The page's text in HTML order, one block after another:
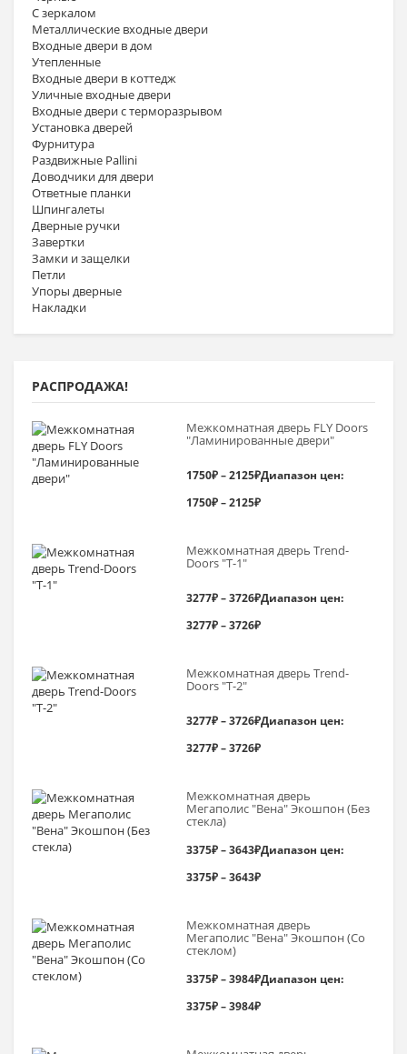
С зеркалом
Металлические входные двери
Входные двери в дом
Утепленные
Входные двери в коттедж
Уличные входные двери
Входные двери с терморазрывом
Установка дверей
Фурнитура
Раздвижные Pallini
Доводчики для двери
Ответные планки
Шпингалеты
Дверные ручки
Завертки
Замки и защелки
Петли
Упоры дверные
Накладки
РАСПРОДАЖА!
Межкомнатная дверь FLY Doors
"Ламинированные двери"
1750₽–2125₽Диапазон цен:
1750₽ – 2125₽
Межкомнатная дверь Trend-
Doоrs "Т-1"
3277₽–3726₽Диапазон цен:
3277₽ – 3726₽
Межкомнатная дверь Trend-
Doоrs "Т-2"
3277₽–3726₽Диапазон цен:
3277₽ – 3726₽
Межкомнатная дверь
Мегаполис "Вена" Экошпон (Без
стекла)
3375₽–3643₽Диапазон цен:
3375₽ – 3643₽
Межкомнатная дверь
Мегаполис "Вена" Экошпон (Со
стеклом)
3375₽–3984₽Диапазон цен:
3375₽ – 3984₽